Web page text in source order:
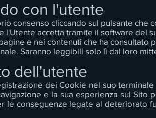
con l'utente
consenso cliccando sul pulsante
l'Utente accetta tramite il software del
e nei contenuti che ha consultato
Saranno leggibili solo lì dal loro
dell'utente
dei Cookie nel suo
e la sua esperienza sul Sito
le conseguenze legate al deteriorato